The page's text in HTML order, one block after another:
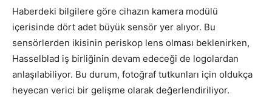
Haberdeki bilgilere göre cihazın kamera modülü
içerisinde dört adet büyük sensör yer alıyor. Bu
sensörlerden ikisinin periskop lens olması beklenirken,
Hasselblad iş birliğinin devam edeceği de logolardan
anlaşılabiliyor. Bu durum, fotoğraf tutkunları için oldukça
heyecan verici bir gelişme olarak değerlendiriliyor.